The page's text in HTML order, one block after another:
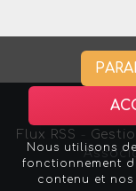
Flux RSS
Nous utilisons
fonctionnement
contenu et